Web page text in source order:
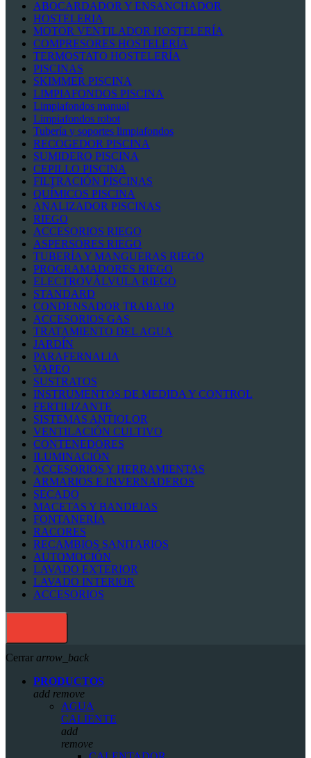
ABOCARDADOR Y ENSANCHADOR
HOSTELERIA
MOTOR VENTILADOR HOSTELERÍA
COMPRESORES HOSTELERÍA
TERMOSTATO HOSTELERÍA
PISCINAS
SKIMMER PISCINA
LIMPIAFONDOS PISCINA
Limpiafondos manual
Limpiafondos robot
Tubería y soportes limpiafondos
RECOGEDOR PISCINA
SUMIDERO PISCINA
CEPILLO PISCINA
FILTRACIÓN PISCINAS
QUÍMICOS PISCINA
ANALIZADOR PISCINAS
RIEGO
ACCESORIOS RIEGO
ASPERSORES RIEGO
TUBERÍA Y MANGUERAS RIEGO
PROGRAMADORES RIEGO
ELECTROVÁLVULA RIEGO
STANDARD
CONDENSADOR TRABAJO
ACCESORIOS GAS
TRATAMIENTO DEL AGUA
JARDÍN
PARAFERNALIA
VAPEO
SUSTRATOS
INSTRUMENTOS DE MEDIDA Y CONTROL
FERTILIZANTE
SISTEMAS ANTIOLOR
VENTILACIÓN CULTIVO
CONTENEDORES
ILUMINACIÓN
ACCESORIOS Y HERRAMIENTAS
ARMARIOS E INVERNADEROS
SECADO
MACETAS Y BANDEJAS
FONTANERÍA
RACORES
RECAMBIOS SANITARIOS
AUTOMOCIÓN
LAVADO EXTERIOR
LAVADO INTERIOR
ACCESORIOS
Cerrar arrow_back
PRODUCTOS
add remove
AGUA
CALIENTE
add
remove